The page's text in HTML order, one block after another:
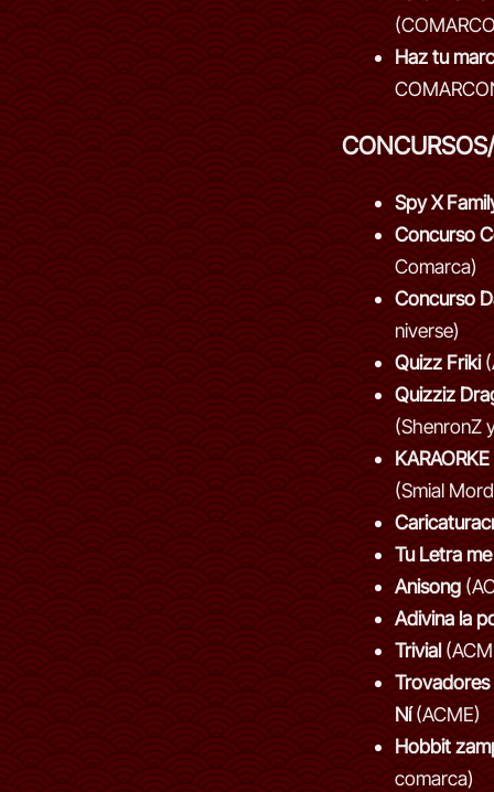
Haz tu
Spy X
Concurso
Comarca)
Concurso
niverse)
Quizz Friki
Quizziz
(ShenronZ
(Smial
Tu Letra
Anisong
Adivina la
Trivial
Trovadores
Ní(ACME)
Hobbit
comarca)